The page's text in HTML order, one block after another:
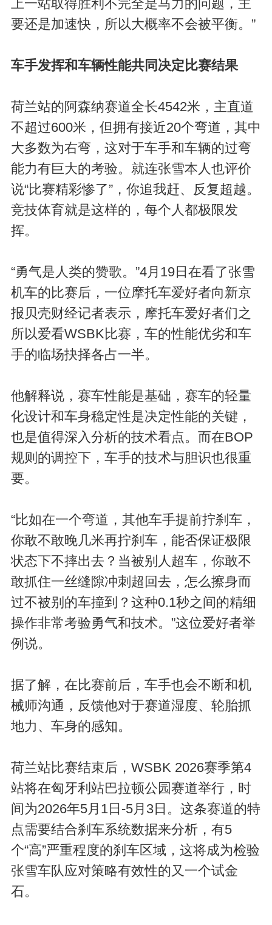
上一站取得胜利不完全是马力的问题，主
要还是加速快，所以大概率不会被平衡。”
车手发挥和车辆性能共同决定比赛结果
荷兰站的阿森纳赛道全长4542米，主直道
不超过600米，但拥有接近20个弯道，其中
大多数为右弯，这对于车手和车辆的过弯
能力有巨大的考验。就连张雪本人也评价
说“比赛精彩惨了”，你追我赶、反复超越。
竞技体育就是这样的，每个人都极限发
挥。
“勇气是人类的赞歌。”4月19日在看了张雪
机车的比赛后，一位摩托车爱好者向新京
报贝壳财经记者表示，摩托车爱好者们之
所以爱看WSBK比赛，车的性能优劣和车
手的临场抉择各占一半。
他解释说，赛车性能是基础，赛车的轻量
化设计和车身稳定性是决定性能的关键，
也是值得深入分析的技术看点。而在BOP
规则的调控下，车手的技术与胆识也很重
要。
“比如在一个弯道，其他车手提前拧刹车，
你敢不敢晚几米再拧刹车，能否保证极限
状态下不摔出去？当被别人超车，你敢不
敢抓住一丝缝隙冲刺超回去，怎么擦身而
过不被别的车撞到？这种0.1秒之间的精细
操作非常考验勇气和技术。”这位爱好者举
例说。
据了解，在比赛前后，车手也会不断和机
械师沟通，反馈他对于赛道湿度、轮胎抓
地力、车身的感知。
荷兰站比赛结束后，WSBK 2026赛季第4
站将在匈牙利站巴拉顿公园赛道举行，时
间为2026年5月1日-5月3日。这条赛道的特
点需要结合刹车系统数据来分析，有5
个“高”严重程度的刹车区域，这将成为检验
张雪车队应对策略有效性的又一个试金
石。